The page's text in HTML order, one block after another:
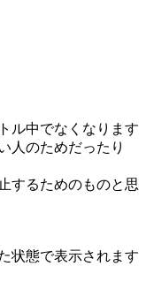
ル中でなくなります
人のためだったり
するためのものと思
状態で表示されます